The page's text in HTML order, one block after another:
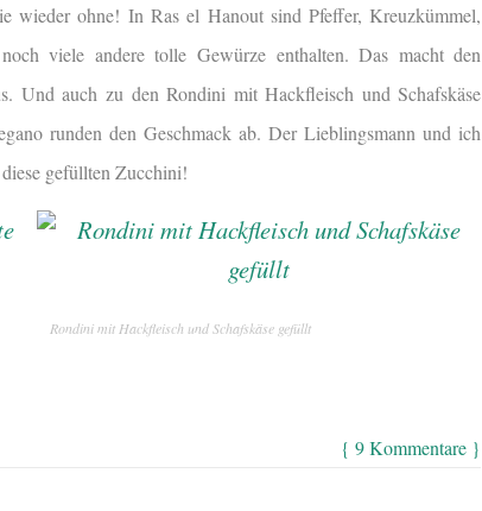
wieder ohne! In Ras el Hanout sind Pfeffer, Kreuzkümmel,
viele andere tolle Gewürze enthalten. Das macht den
Und auch zu den Rondini mit Hackfleisch und Schafskäse
runden den Geschmack ab. Der Lieblingsmann und ich
gefüllten Zucchini!
Rondini mit Hackfleisch und Schafskäse gefüllt
{ 9 Kommentare }